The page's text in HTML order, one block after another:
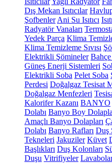
Dış Mekan Isıtıcılar
Şofbenler Ani Su Isıtıcı
Radyatör Vanaları
Yedek Parça Klima
Klima Temizleme Sıvısı
Elektrikli Şömineler
Güneş Enerji Sistemleri
Elektrikli Soba Pelet Soba
Perdesi Doğalgaz Tesisat
Doğalgaz Menfezleri
Kalorifer Kazanı BANYO
Dolabı Banyo Boy
Amaçlı Banyo Dolapları
Dolabı Banyo Rafları Duş
Tekneleri Jakuziler Küvet
Başlıkları Duş Kolonları
Duşu Vitrifiyeler